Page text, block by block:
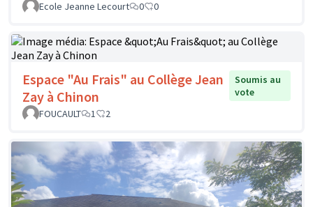
Ecole Jeanne Lecourt
0 0
Espace "Au Frais" au Collège Jean
Zay à Chinon
Soumis au
vote
FOUCAULT
1 2